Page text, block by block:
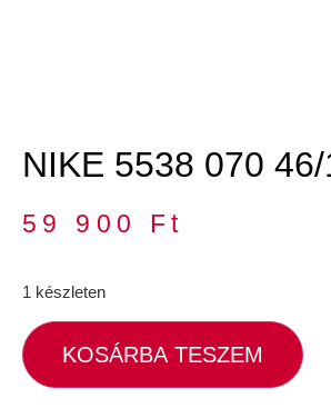
NIKE 5538 070
59 900 Ft
1 készleten
KOSÁRBA TESZEM